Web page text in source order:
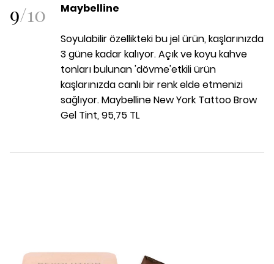
9/10 Maybelline
Soyulabilir özellikteki bu jel ürün, kaşlarınızda
3 güne kadar kalıyor. Açık ve koyu kahve
tonları bulunan 'dövme'etkili ürün
kaşlarınızda canlı bir renk elde etmenizi
sağlıyor. Maybelline New York Tattoo Brow
Gel Tint, 95,75 TL